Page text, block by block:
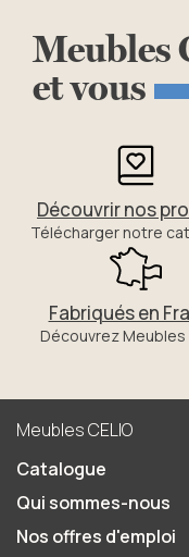
Meubles
etvous
Découvrir nos
Télécharger notre
Fabriqués en
Découvrez Meubles
Meubles CELIO
Catalogue
Qui sommes-nous
Nos offres d'emploi